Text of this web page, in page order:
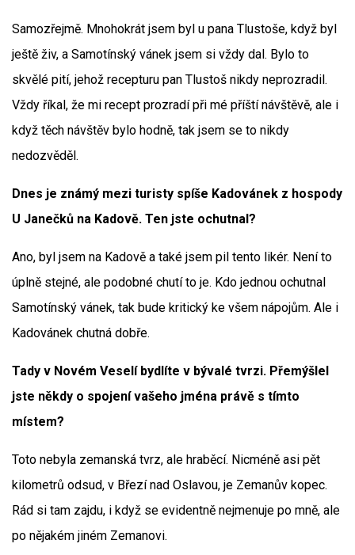
Samozřejmě. Mnohokrát jsem byl u pana Tlustoše, když byl
ještě živ, a Samotínský vánek jsem si vždy dal. Bylo to
skvělé pití, jehož recepturu pan Tlustoš nikdy neprozradil.
Vždy říkal, že mi recept prozradí při mé příští návštěvě, ale i
když těch návštěv bylo hodně, tak jsem se to nikdy
nedozvěděl.
Dnes je známý mezi turisty spíše Kadovánek z hospody
U Janečků na Kadově. Ten jste ochutnal?
Ano, byl jsem na Kadově a také jsem pil tento likér. Není to
úplně stejné, ale podobné chutí to je. Kdo jednou ochutnal
Samotínský vánek, tak bude kritický ke všem nápojům. Ale i
Kadovánek chutná dobře.
Tady v Novém Veselí bydlíte v bývalé tvrzi. Přemýšlel
jste někdy o spojení vašeho jména právě s tímto
místem?
Toto nebyla zemanská tvrz, ale hraběcí. Nicméně asi pět
kilometrů odsud, v Březí nad Oslavou, je Zemanův kopec.
Rád si tam zajdu, i když se evidentně nejmenuje po mně, ale
po nějakém jiném Zemanovi.